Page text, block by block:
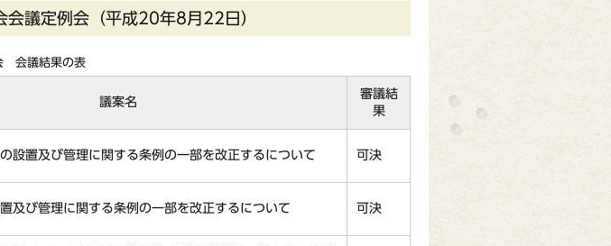
議定例会（平成20年8月22日）
会議結果の表
議案名
審議結
果
設置及び管理に関する条例の一部を改正するについて 可決
及び管理に関する条例の一部を改正するについて 可決